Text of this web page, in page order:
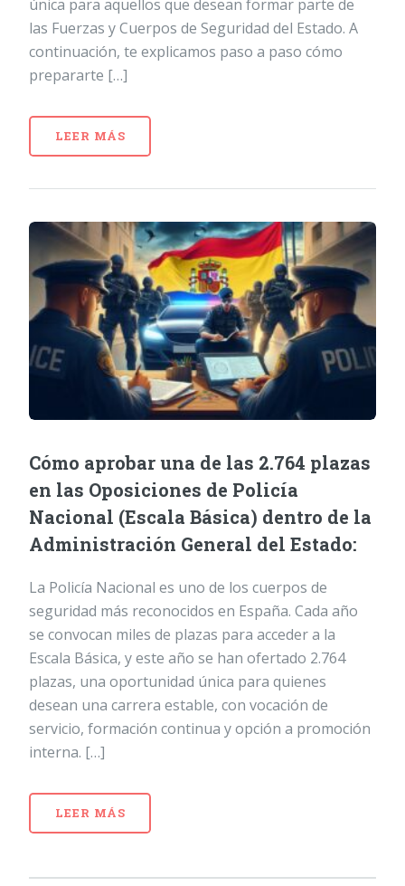
única para aquellos que desean formar parte de
las Fuerzas y Cuerpos de Seguridad del Estado. A
continuación, te explicamos paso a paso cómo
prepararte […]
LEER MÁS
Cómo aprobar una de las 2.764 plazas
en las Oposiciones de Policía
Nacional (Escala Básica) dentro de la
Administración General del Estado:
La Policía Nacional es uno de los cuerpos de
seguridad más reconocidos en España. Cada año
se convocan miles de plazas para acceder a la
Escala Básica, y este año se han ofertado 2.764
plazas, una oportunidad única para quienes
desean una carrera estable, con vocación de
servicio, formación continua y opción a promoción
interna. […]
LEER MÁS